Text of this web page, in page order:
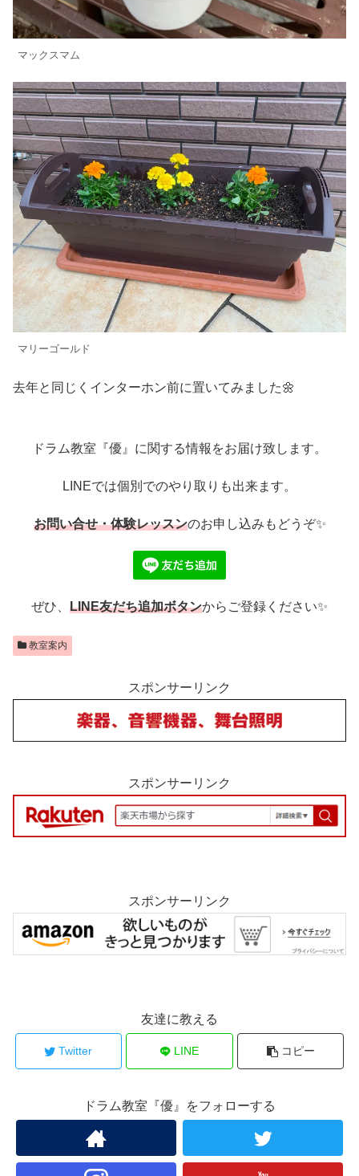
マックスマム
マリーゴールド
去年と同じくインターホン前に置いてみました🌼
ドラム教室『優』に関する情報をお届け致します。
LINEでは個別でのやり取りも出来ます。
お問い合せ・体験レッスンのお申し込みもどうぞ✨
ぜひ、 LINE友だち追加ボタンからご登録ください✨
教室案内
スポンサーリンク
スポンサーリンク
スポンサーリンク
友達に教える
Twitter LINE コピー
ドラム教室『優』をフォローする